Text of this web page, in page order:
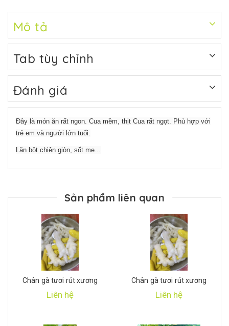
Mô tả
Tab tùy chỉnh
Đánh giá
Đây là món ăn rất ngon. Cua mềm, thịt Cua rất ngọt. Phù hợp với
trẻ em và người lớn tuổi.
Lăn bột chiên giòn, sốt me...
Sản phẩm liên quan
Chân gà tươi rút xương
Liên hệ
Chân gà tươi rút xương
Liên hệ